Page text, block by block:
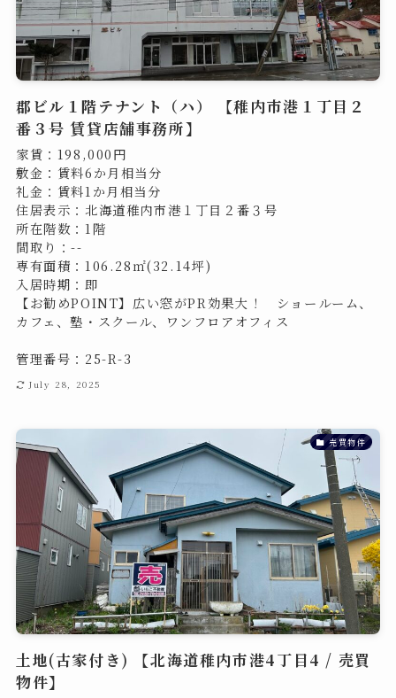
郡ビル１階テナント（ハ） 【稚内市港１丁目２
番３号 賃貸店舗事務所】
家賃：198,000円
敷金：賃料6か月相当分
礼金：賃料1か月相当分
住居表示：北海道稚内市港１丁目２番３号
所在階数：1階
間取り：--
専有面積：106.28㎡(32.14坪)
入居時期：即
【お勧めPOINT】広い窓がPR効果大！ ショールーム、
カフェ、塾・スクール、ワンフロアオフィス
管理番号：25-R-3
July 28, 2025
売買物件
土地(古家付き) 【北海道稚内市港4丁目4 / 売買
物件】